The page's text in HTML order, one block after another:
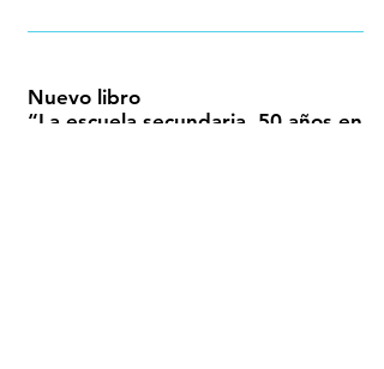
Nuevo libro
“La escuela secundaria. 50 años en